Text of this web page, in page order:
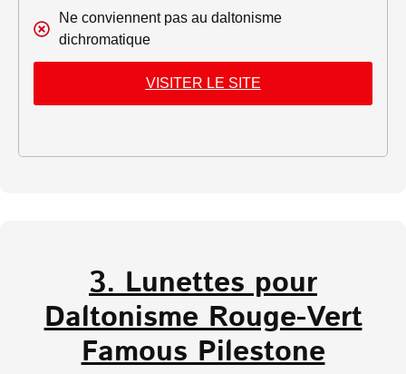
Ne conviennent pas au daltonisme
dichromatique
VISITER LE SITE
3. Lunettes pour
Daltonisme Rouge-Vert
Famous Pilestone